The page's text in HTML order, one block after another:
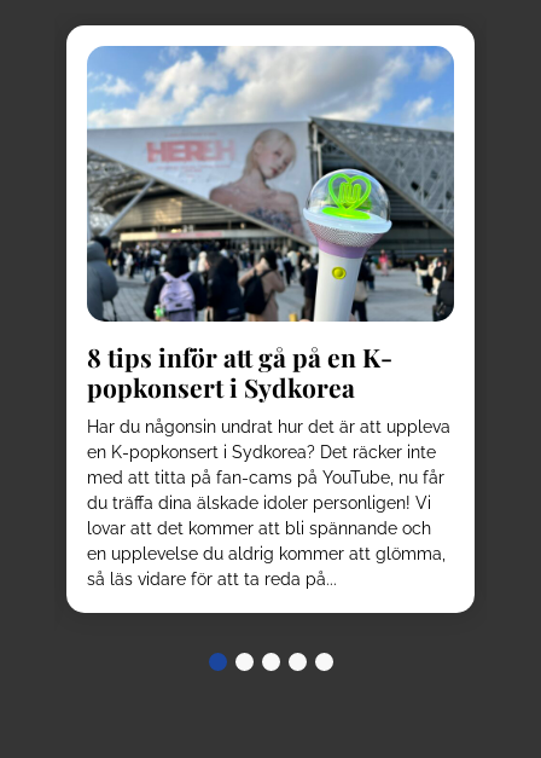
8 tips inför att gå på en K-
popkonsert i Sydkorea
Har du någonsin undrat hur det är att uppleva
en K-popkonsert i Sydkorea? Det räcker inte
med att titta på fan-cams på YouTube, nu får
du träffa dina älskade idoler personligen! Vi
lovar att det kommer att bli spännande och
en upplevelse du aldrig kommer att glömma,
så läs vidare för att ta reda på...